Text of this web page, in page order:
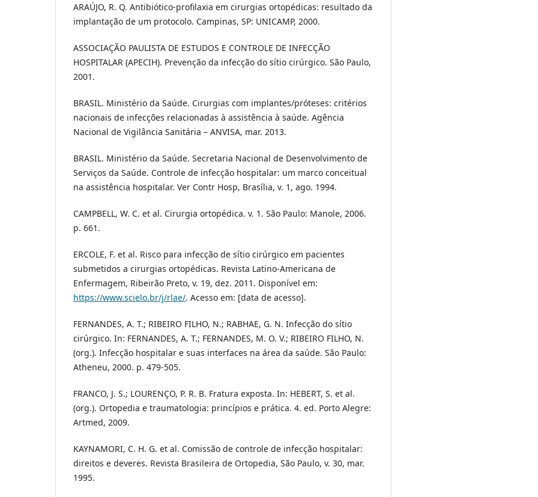
ARAÚJO, R. Q. Antibiótico-profilaxia em cirurgias ortopédicas: resultado da
implantação de um protocolo. Campinas, SP: UNICAMP, 2000.
ASSOCIAÇÃO PAULISTA DE ESTUDOS E CONTROLE DE INFECÇÃO
HOSPITALAR (APECIH). Prevenção da infecção do sítio cirúrgico. São Paulo,
2001.
BRASIL. Ministério da Saúde. Cirurgias com implantes/próteses: critérios
nacionais de infecções relacionadas à assistência à saúde. Agência
Nacional de Vigilância Sanitária – ANVISA, mar. 2013.
BRASIL. Ministério da Saúde. Secretaria Nacional de Desenvolvimento de
Serviços da Saúde. Controle de infecção hospitalar: um marco conceitual
na assistência hospitalar. Ver Contr Hosp, Brasília, v. 1, ago. 1994.
CAMPBELL, W. C. et al. Cirurgia ortopédica. v. 1. São Paulo: Manole, 2006.
p. 661.
ERCOLE, F. et al. Risco para infecção de sítio cirúrgico em pacientes
submetidos a cirurgias ortopédicas. Revista Latino-Americana de
Enfermagem, Ribeirão Preto, v. 19, dez. 2011. Disponível em:
https://www.scielo.br/j/rlae/. Acesso em: [data de acesso].
FERNANDES, A. T.; RIBEIRO FILHO, N.; RABHAE, G. N. Infecção do sítio
cirúrgico. In: FERNANDES, A. T.; FERNANDES, M. O. V.; RIBEIRO FILHO, N.
(org.). Infecção hospitalar e suas interfaces na área da saúde. São Paulo:
Atheneu, 2000. p. 479-505.
FRANCO, J. S.; LOURENÇO, P. R. B. Fratura exposta. In: HEBERT, S. et al.
(org.). Ortopedia e traumatologia: princípios e prática. 4. ed. Porto Alegre:
Artmed, 2009.
KAYNAMORI, C. H. G. et al. Comissão de controle de infecção hospitalar:
direitos e deveres. Revista Brasileira de Ortopedia, São Paulo, v. 30, mar.
1995.